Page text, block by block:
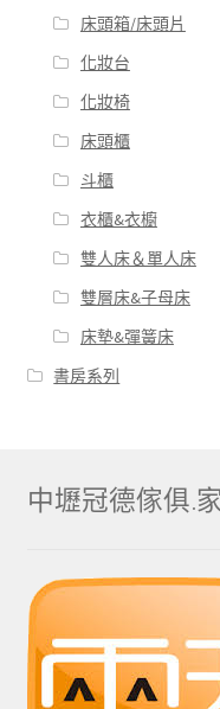
床頭箱/床頭片
化妝台
化妝椅
床頭櫃
斗櫃
衣櫃&衣櫥
雙人床＆單人床
雙層床&子母床
床墊&彈簧床
書房系列
中壢冠德傢俱.